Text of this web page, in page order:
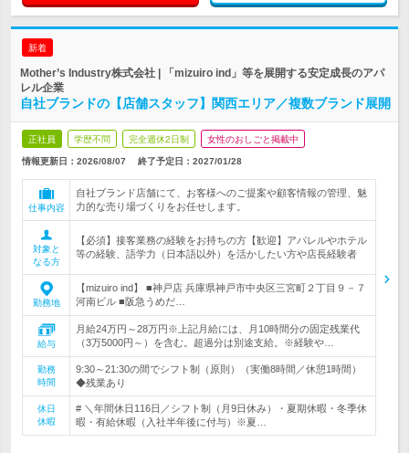
新着
Mother’s Industry株式会社 | 「mizuiro ind」等を展開する安定成長のアパ
レル企業
自社ブランドの【店舗スタッフ】関西エリア／複数ブランド展開
正社員 学歴不問 完全週休2日制 女性のおしごと掲載中
情報更新日：2026/08/07 終了予定日： 2027/01/28
仕事内容
自社ブランド店舗にて、お客様へのご提案や顧客情報の管理、魅
力的な売り場づくりをお任せします。
対象と
なる方
【必須】接客業務の経験をお持ちの方【歓迎】アパレルやホテル
等の経験、語学力（日本語以外）を活かしたい方や店長経験者
勤務地
【mizuiro ind】 ■神戸店 兵庫県神戸市中央区三宮町２丁目９－７
河南ビル ■阪急うめだ…
給与
月給24万円～28万円※上記月給には、月10時間分の固定残業代
（3万5000円～）を含む。超過分は別途支給。※経験や…
勤務
時間
9:30～21:30の間でシフト制（原則）（実働8時間／休憩1時間）
◆残業あり
休日
休暇
# ＼年間休日116日／シフト制（月9日休み）・夏期休暇・冬季休
暇・有給休暇（入社半年後に付与）※夏…